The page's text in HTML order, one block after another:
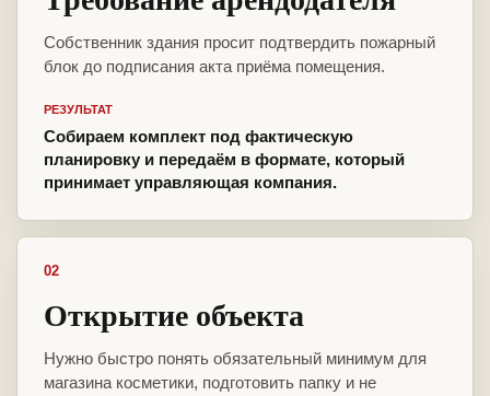
Собственник здания просит подтвердить пожарный
блок до подписания акта приёма помещения.
РЕЗУЛЬТАТ
Собираем комплект под фактическую
планировку и передаём в формате, который
принимает управляющая компания.
02
Открытие объекта
Нужно быстро понять обязательный минимум для
магазина косметики, подготовить папку и не